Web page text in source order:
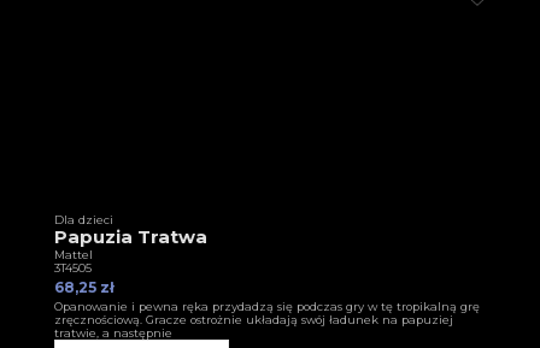
Dla dzieci
Papuzia Tratwa
Mattel
3T4505
68,25 zł
Opanowanie i pewna ręka przydadzą się podczas gry w tę tropikalną grę
zręcznościową. Gracze ostrożnie układają swój ładunek na papuziej
tratwie, a następnie